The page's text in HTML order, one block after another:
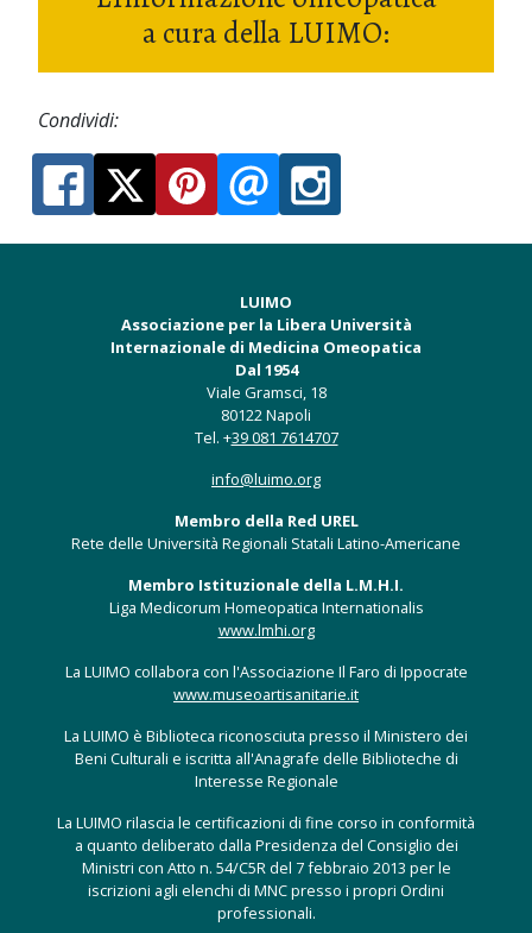
a cura della LUIMO:
Condividi:
LUIMO
Associazione per la Libera Università
Internazionale di Medicina Omeopatica
Dal 1954
Viale Gramsci, 18
80122 Napoli
Tel. +39 081 7614707
info@luimo.org
Membro della Red UREL
Rete delle Università Regionali Statali Latino-Americane
Membro Istituzionale della L.M.H.I.
Liga Medicorum Homeopatica Internationalis
www.lmhi.org
La LUIMO collabora con l'Associazione Il Faro di Ippocrate
www.museoartisanitarie.it
La LUIMO è Biblioteca riconosciuta presso il Ministero dei
Beni Culturali e iscritta all'Anagrafe delle Biblioteche di
Interesse Regionale
La LUIMO rilascia le certificazioni di fine corso in conformità
a quanto deliberato dalla Presidenza del Consiglio dei
Ministri con Atto n. 54/C5R del 7 febbraio 2013 per le
iscrizioni agli elenchi di MNC presso i propri Ordini
professionali.